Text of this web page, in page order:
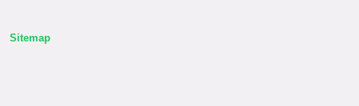
Sitemap